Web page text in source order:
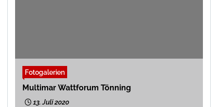
Fotogalerien
Multimar Wattforum Tönning
13. Juli 2020